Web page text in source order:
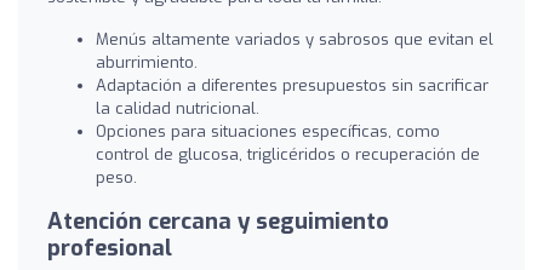
Menús altamente variados y sabrosos que evitan el
aburrimiento.
Adaptación a diferentes presupuestos sin sacrificar
la calidad nutricional.
Opciones para situaciones específicas, como
control de glucosa, triglicéridos o recuperación de
peso.
Atención cercana y seguimiento
profesional